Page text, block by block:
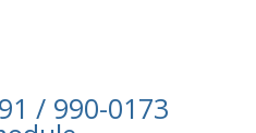
/ 990-0173